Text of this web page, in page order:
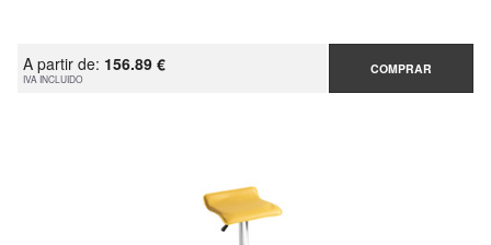
A partir de: 156.89 €
IVA INCLUIDO
COMPRAR